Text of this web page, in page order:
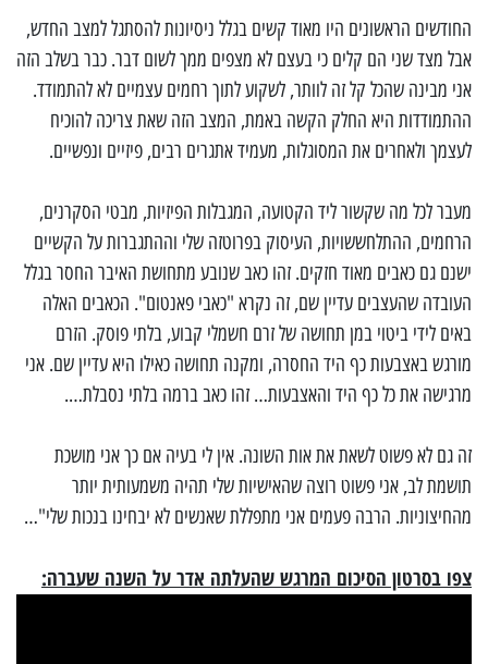
החודשים הראשונים היו מאוד קשים בגלל ניסיונות להסתגל למצב החדש,
אבל מצד שני הם קלים כי בעצם לא מצפים ממך לשום דבר. כבר בשלב הזה
אני מבינה שהכל קל זה לוותר, לשקוע לתוך רחמים עצמיים לא להתמודד.
ההתמודדות היא החלק הקשה באמת, המצב הזה שאת צריכה להוכיח
לעצמך ולאחרים את המסוגלות, מעמיד אתגרים רבים, פיזיים ונפשיים.
מעבר לכל מה שקשור ליד הקטועה, המגבלות הפיזיות, מבטי הסקרנים,
הרחמים, ההתלחששויות, העיסוק בפרוטזה שלי וההתגברות על הקשיים
ישנם גם כאבים מאוד חזקים. זהו כאב שנובע מתחושת האיבר החסר בגלל
העובדה שהעצבים עדיין שם, זה נקרא "כאבי פאנטום". הכאבים האלה
באים לידי ביטוי במן תחושה של זרם חשמלי קבוע, בלתי פוסק. הזרם
מורגש באצבעות כף היד החסרה, ומקנה תחושה כאילו היא עדיין שם. אני
מרגישה את כל כף היד והאצבעות… זהו כאב ברמה בלתי נסבלת….
זה גם לא פשוט לשאת את אות השונה. אין לי בעיה אם כך אני מושכת
תושמת לב, אני פשוט רוצה שהאישיות שלי תהיה משמעותית יותר
מהחיצוניות. הרבה פעמים אני מתפללת שאנשים לא יבחינו בנכות שלי"…
צפו בסרטון הסיכום המרגש שהעלתה אדר על השנה שעברה: